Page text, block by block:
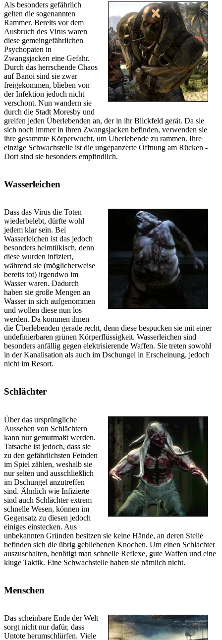
Als besonders gefährlich
gelten die sogenannten
Rammer. Bereits vor dem
Ausbruch des Virus waren
diese gemeingefährlichen
Psychopaten in
Zwangsjacken eine Gefahr.
Durch das herrschende Chaos
auf Banoi sind sie zwar
freigekommen, blieben von
der Infektion jedoch nicht
verschont. Nun wandern sie
durch die Stadt Moresby und
greifen jeden Überlebenden an, der in ihr Blickfeld gerät. Da sie
sich noch immer in ihren Zwangsjacken befinden, verwenden sie
ihre gesammte Körperwucht, um Überlebende zu rammen. Ihre
einzige Schwachstelle ist die ungepanzerte Öffnung am Rücken -
Dort sind sie besonders empfindlich.
Wasserleichen
Dass das Virus die Toten
wiederbelebt, dürfte wohl
jedem klar sein. Bei
Wasserleichen ist das jedoch
besonders heimtükisch, denn
diese wurden infiziert,
während sie (möglicherweise
bereits tot) irgendwo im
Wasser waren. Dadurch
haben sie große Mengen an
Wasser in sich aufgenommen
und wollen diese nun los
werden. Da kommen ihnen
die Überlebenden gerade recht, denn diese bespucken sie mit einer
undefinierbaren grünen Körperflüssigkeit. Wasserleichen sind
besonders anfällig gegen elektrisierende Waffen. Sie treten sowohl
in der Kanalisation als auch im Dschungel in Erscheinung, jedoch
nicht im Resort.
Schlächter
Über das ursprüngliche
Aussehen von Schlächtern
kann nur gemutmaßt werden.
Tatsache ist jedoch, dass sie
zu den gefährlichsten Feinden
im Spiel zählen, weshalb sie
nur selten und ausschließlich
im Dschungel anzutreffen
sind. Ähnlich wie Infizierte
sind auch Schlächter extrem
schnelle Wesen, können im
Gegensatz zu diesen jedoch
einiges einstecken. Aus
unbekannten Gründen besitzen sie keine Hände, an deren Stelle
befinden sich die übrig gebliebenen Knochen. Um einen Schlachter
auszuschalten, benötigt man schnelle Reflexe, gute Waffen und eine
kluge Taktik. Eine Schwachstelle haben sie nämlich nicht.
Menschen
Das scheinbare Ende der Welt
sorgt nicht nur dafür, dass
Untote herumschlürfen. Viele